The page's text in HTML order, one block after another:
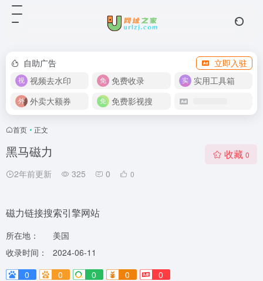
自助广告
立即入驻
视频去水印
免费收录
实用工具箱
外卖大额券
免费影视搜
首页 • 正文
黑马磁力
2年前更新 325 0 0
收藏 0
磁力链接搜索引擎网站
所在地：
美国
收录时间：
2024-06-11
0
0 0 0 0